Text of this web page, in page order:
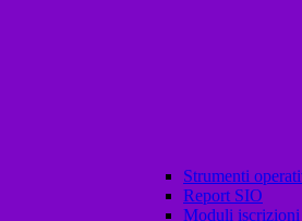
Strumenti
Report SIO
Moduli iscrizioni